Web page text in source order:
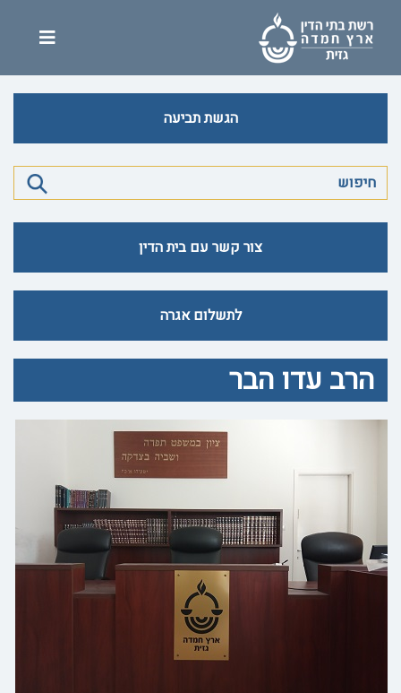
הגשת תביעה
צור קשר עם בית הדין
לתשלום אגרה
הרב עדו הבר